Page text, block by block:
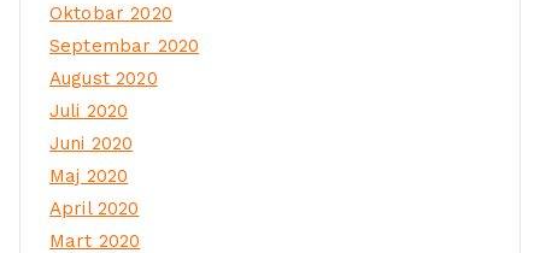
Oktobar 2020
Septembar 2020
August 2020
Juli 2020
Juni 2020
Maj 2020
April 2020
Mart 2020